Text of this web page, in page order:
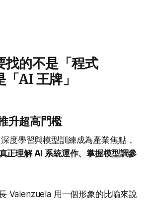
找的不是「程式
AI 王牌」
升超高門檻
度學習與模型訓練成為產業焦點，
正理解 AI 系統運作、掌握模型調參
Valenzuela 用一個形象的比喻來說